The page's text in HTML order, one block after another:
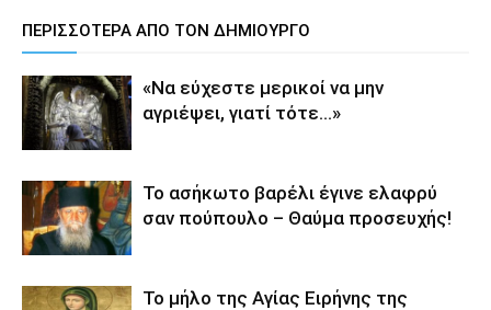
ΠΕΡΙΣΣΟΤΕΡΑ ΑΠΟ ΤΟΝ ΔΗΜΙΟΥΡΓΟ
«Να εύχεστε μερικοί να μην
αγριέψει, γιατί τότε…»
Το ασήκωτο βαρέλι έγινε ελαφρύ
σαν πούπουλο – Θαύμα προσευχής!
Το μήλο της Αγίας Ειρήνης της